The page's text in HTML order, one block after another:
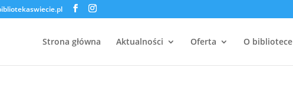
Strona główna Aktualności Oferta O bibliotece